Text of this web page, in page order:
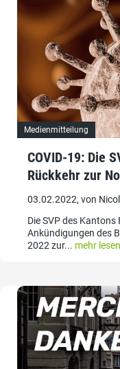
Medienmitteilung
COVID-19: Die
Rückkehr zur
03.02.2022, von
Die SVP des
Ankündigungen des
2022 zur... mehr lesen